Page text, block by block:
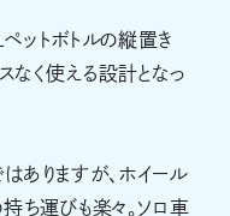
ットボトルの縦置き
なく使える設計となっ
ありますが、ホイール
ち運びも楽々。ソロ車